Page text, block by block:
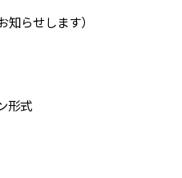
知らせします）
形式